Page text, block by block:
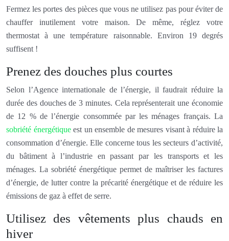
Fermez les portes des pièces que vous ne utilisez pas pour éviter de
chauffer inutilement votre maison. De même, réglez votre
thermostat à une température raisonnable. Environ 19 degrés
suffisent !
Prenez des douches plus courtes
Selon l’Agence internationale de l’énergie, il faudrait réduire la
durée des douches de 3 minutes. Cela représenterait une économie
de 12 % de l’énergie consommée par les ménages français. La
sobriété énergétiqueest un ensemble de mesures visant à réduire la
consommation d’énergie. Elle concerne tous les secteurs d’activité,
du bâtiment à l’industrie en passant par les transports et les
ménages. La sobriété énergétique permet de maîtriser les factures
d’énergie, de lutter contre la précarité énergétique et de réduire les
émissions de gaz à effet de serre.
Utilisez des vêtements plus chauds en
hiver